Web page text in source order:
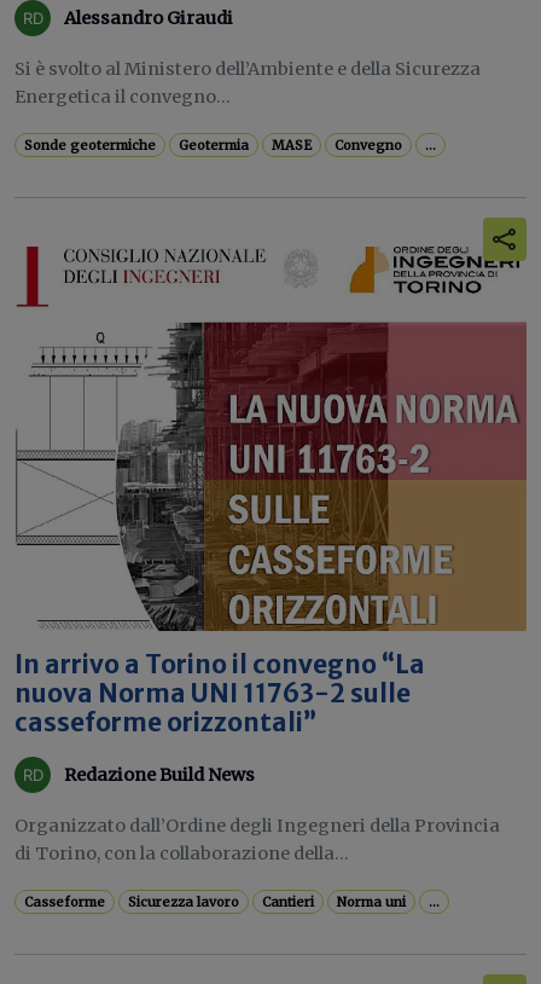
Alessandro Giraudi
Si è svolto al Ministero dell’Ambiente e della Sicurezza
Energetica il convegno...
Sonde geotermiche Geotermia MASE Convegno ...
In arrivo a Torino il convegno “La
nuova Norma UNI 11763-2 sulle
casseforme orizzontali”
Redazione Build News
Organizzato dall’Ordine degli Ingegneri della Provincia
di Torino, con la collaborazione della...
Casseforme Sicurezza lavoro Cantieri Norma uni ...